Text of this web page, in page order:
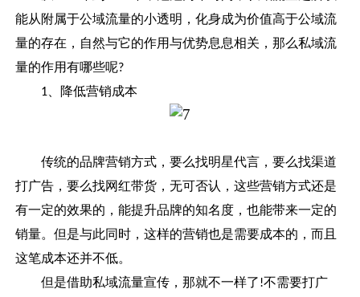
能从附属于公域流量的小透明，化身成为价值高于公域流
量的存在，自然与它的作用与优势息息相关，那么私域流
量的作用有哪些呢?
1、降低营销成本
传统的品牌营销方式，要么找明星代言，要么找渠道
打广告，要么找网红带货，无可否认，这些营销方式还是
有一定的效果的，能提升品牌的知名度，也能带来一定的
销量。但是与此同时，这样的营销也是需要成本的，而且
这笔成本还并不低。
但是借助私域流量宣传，那就不一样了!不需要打广